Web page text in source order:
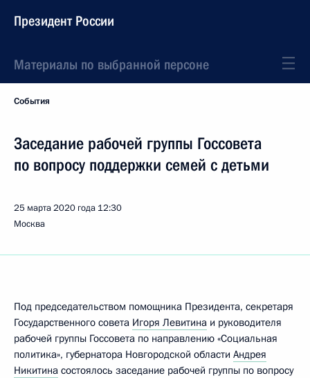
Президент России
Материалы по выбранной персоне
События
Заседание рабочей группы Госсовета
по вопросу поддержки семей с детьми
25 марта 2020 года 12:30
Москва
Под председательством помощника Президента, секретаря
Государственного совета Игоря Левитина и руководителя
рабочей группы Госсовета по направлению «Социальная
политика», губернатора Новгородской области Андрея
Никитина состоялось заседание рабочей группы по вопросу